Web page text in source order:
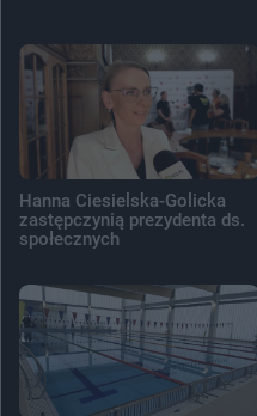
Hanna Ciesielska-Golicka
zastępczynią prezydenta ds.
społecznych